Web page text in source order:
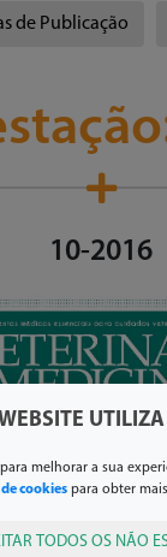
de Publicação
10-2016
melhorar a sua
cookies para obter
TODOS OS NÃO